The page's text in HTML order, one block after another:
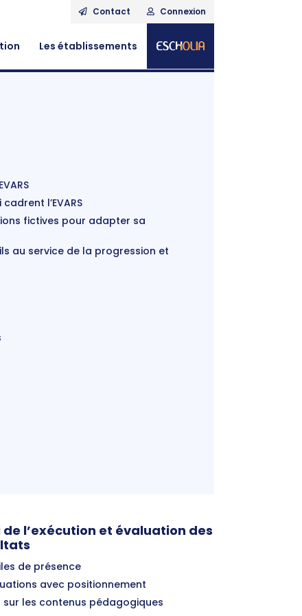
Contact Connexion
Les établissements
l’EVARS
fictives pour adapter sa
au service de la progression et
de l’exécution et évaluation des
de présence
avec positionnement
sur les contenus pédagogiques